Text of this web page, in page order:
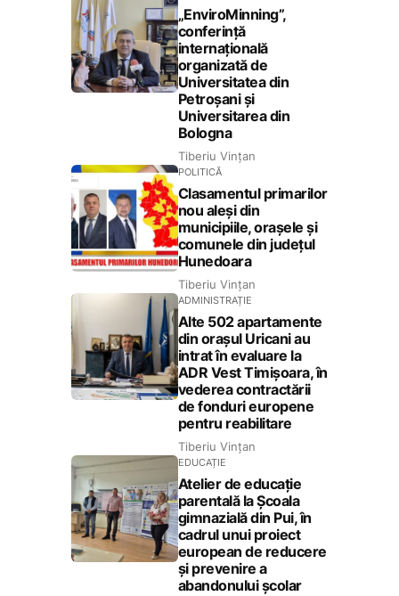
„EnviroMinning”,
conferință
internațională
organizată de
Universitatea din
Petroșani și
Universitarea din
Bologna
Tiberiu Vințan
POLITICĂ
Clasamentul primarilor
nou aleși din
municipiile, orașele și
comunele din județul
Hunedoara
Tiberiu Vințan
ADMINISTRAȚIE
Alte 502 apartamente
din orașul Uricani au
intrat în evaluare la
ADR Vest Timișoara, în
vederea contractării
de fonduri europene
pentru reabilitare
Tiberiu Vințan
EDUCAȚIE
Atelier de educație
parentală la Școala
gimnazială din Pui, în
cadrul unui proiect
european de reducere
și prevenire a
abandonului școlar